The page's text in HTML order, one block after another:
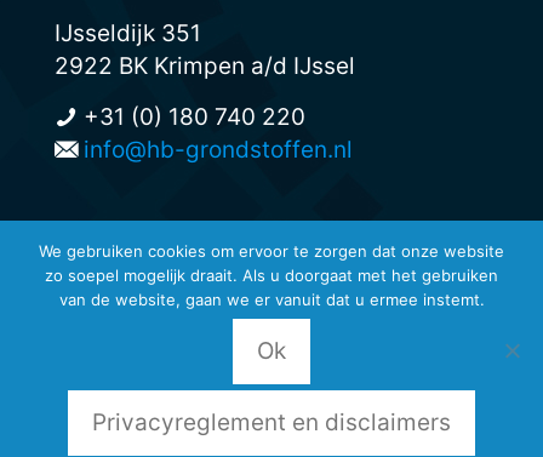
IJsseldijk 351
2922 BK Krimpen a/d IJssel
+31 (0) 180 740 220
info@hb-grondstoffen.nl
© H & B Grondstoffen -
Privacyreglement en disclaimers-
Leveringsvoorwaarden
We gebruiken cookies om ervoor te zorgen dat onze website
zo soepel mogelijk draait. Als u doorgaat met het gebruiken
van de website, gaan we er vanuit dat u ermee instemt.
Ok
Privacyreglement en disclaimers